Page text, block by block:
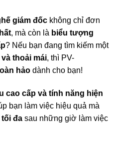
giám đốc không chỉ đơn
, mà còn là biểu tượng
? Nếu bạn đang tìm kiếm một
thoải mái, thì PV-
hảo dành cho bạn!
cao cấp và tính năng hiện
bạn làm việc hiệu quả mà
đa sau những giờ làm việc